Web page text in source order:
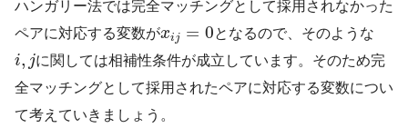
ハンガリー法では完全マッチングとして採用されなかった
ペアに対応する変数がxij = 0となるので、そのような
i, jに関しては相補性条件が成立しています。そのため完
全マッチングとして採用されたペアに対応する変数につい
て考えていきましょう。